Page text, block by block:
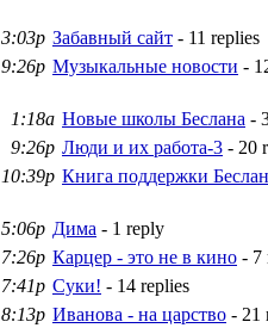
3:03p Забавный сайт - 11 replies
9:26p Музыкальные новости -
1:18a Новые школы Беслана -
9:26p Люди и их работа-3 - 20
10:39p Книга поддержки
5:06p Дима - 1 reply
7:26p Карцер - это не в кино - 7
7:41p Суки! - 14 replies
8:13p Иванова - на царство - 21